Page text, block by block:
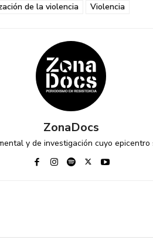
de la violencia Violencia
ZonaDocs
y de investigación cuyo